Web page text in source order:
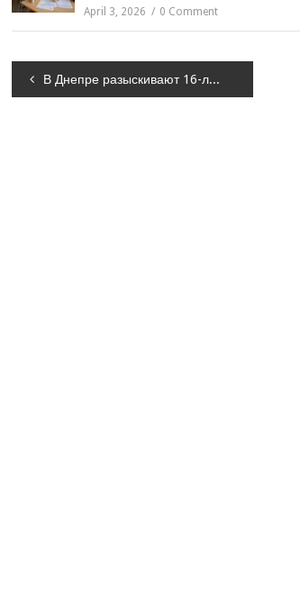
April 3, 2026 0 Comment
Навігація
В Днепре разыскивают 16-летнюю девушку, которая уже не раз уходила из дома, – ФОТО